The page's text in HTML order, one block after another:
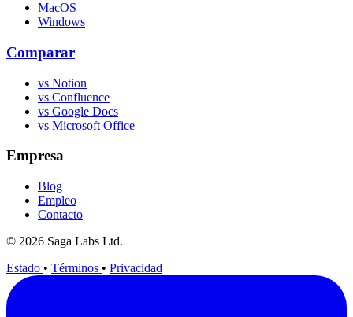
MacOS
Windows
Comparar
vs Notion
vs Confluence
vs Google Docs
vs Microsoft Office
Empresa
Blog
Empleo
Contacto
© 2026 Saga Labs Ltd.
Estado • Términos • Privacidad